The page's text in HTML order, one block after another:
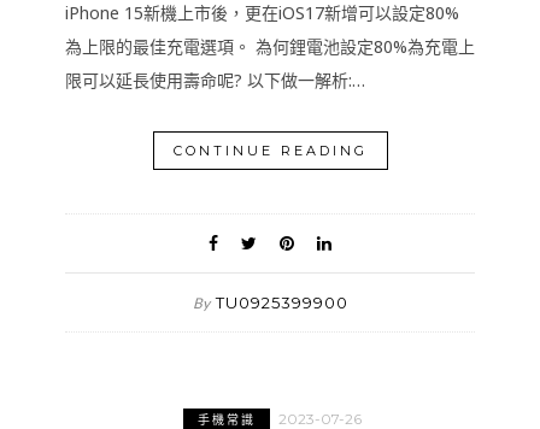
iPhone 15新機上市後，更在iOS17新增可以設定80%
為上限的最佳充電選項。 為何鋰電池設定80%為充電上
限可以延長使用壽命呢? 以下做一解析:…
CONTINUE READING
By TU0925399900
手機常識 2023-07-26